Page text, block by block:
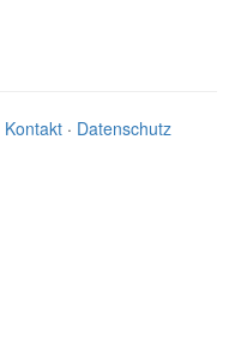
Kontakt · Datenschutz